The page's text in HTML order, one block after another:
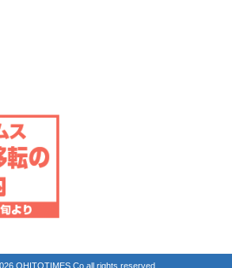
OHITOTIMES.Co all rights reserved.